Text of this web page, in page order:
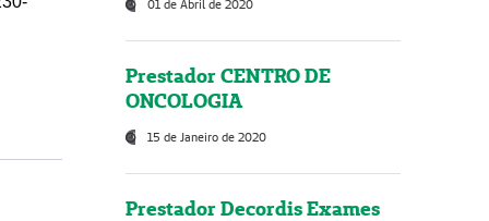
01 de Abril de 2020
Prestador CENTRO DE
ONCOLOGIA
15 de Janeiro de 2020
Prestador Decordis Exames